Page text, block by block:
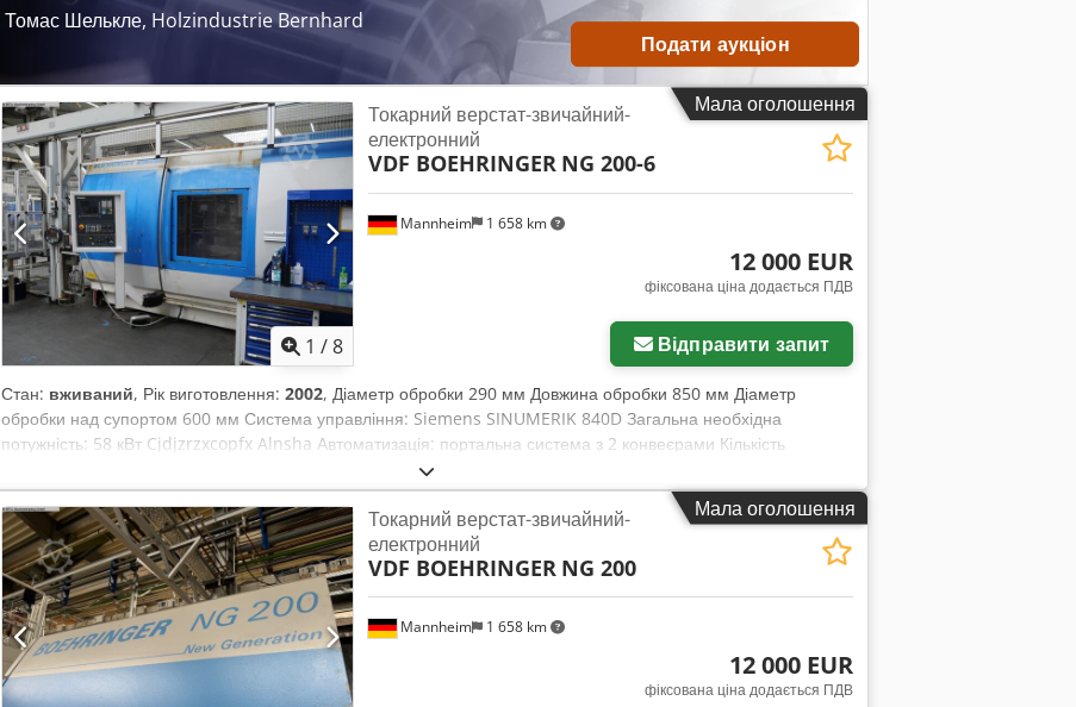
Томас Шелькле, Holzindustrie Bernhard
Подати аукціон
Мала оголошення
1 /8
Mannheim 1 658 km
Токарний верстат-звичайний-
електронний
VDF BOEHRINGER NG 200-6
12 000 EUR
фіксована ціна додається ПДВ
Відправити запит
Стан: вживаний, Рік виготовлення: 2002, Діаметр обробки 290 мм Довжина обробки 850 мм Діаметр
обробки над супортом 600 мм Система управління: Siemens SINUMERIK 840D Загальна необхідна
потужність: 58 кВт Cjdjzrzxcopfx Alnsha Автоматизація: портальна система з 2 конвеєрами Кількість
револьверних головок: 3 Протицентровий центр: так Люнет: ні Хід по осі X (поперечній): приблизно 220 мм
Хід по осі Z (поздовжній): приблизно 950 мм Швидкість подачі: приблизно 25 м/хв (по осях X/Y) Швидкість
швидкого переміщення: приблизно 25 м/хв
Мала оголошення
Mannheim 1 658 km
Токарний верстат-звичайний-
електронний
VDF BOEHRINGER NG 200
12 000 EUR
фіксована ціна додається ПДВ